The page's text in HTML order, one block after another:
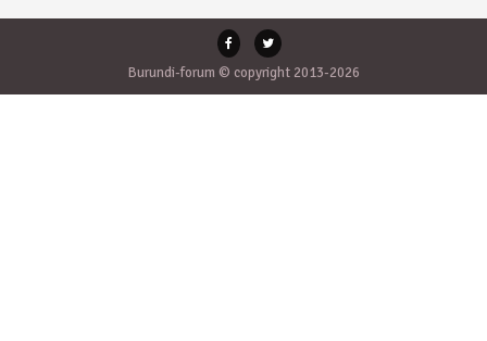
Burundi-forum © copyright 2013-2026